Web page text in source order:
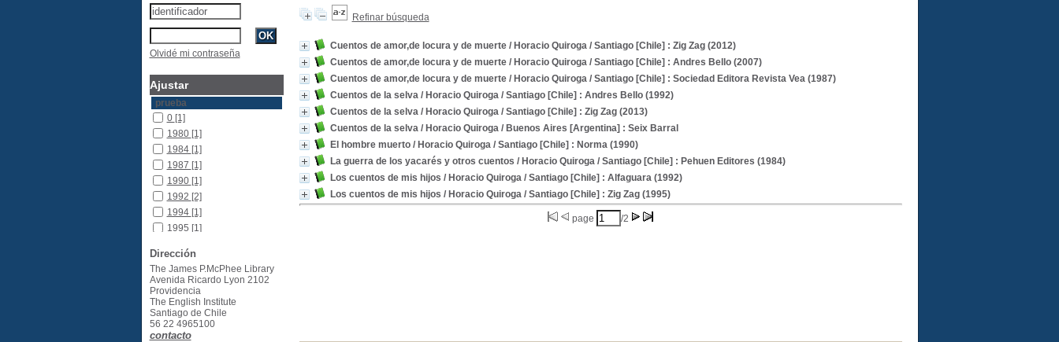
Refinar búsqueda
Cuentos de amor,de locura y de muerte/ Horacio Quiroga/ Santiago [Chile] : Zig Zag (2012)
Cuentos de amor,de locura y de muerte/ Horacio Quiroga/ Santiago [Chile] : Andres Bello (2007)
Cuentos de amor,de locura y de muerte/ Horacio Quiroga/ Santiago [Chile] : Sociedad Editora Revista Vea (1987)
Cuentos de la selva/ Horacio Quiroga/ Santiago [Chile] : Andres Bello (1992)
Cuentos de la selva/ Horacio Quiroga/ Santiago [Chile] : Zig Zag (2013)
Cuentos de la selva/ Horacio Quiroga/ Buenos Aires [Argentina] : Seix Barral
El hombre muerto/ Horacio Quiroga/ Santiago [Chile] : Norma (1990)
La guerra de los yacarés y otros cuentos / Horacio Quiroga/ Santiago [Chile] : Pehuen Editores (1984)
Los cuentos de mis hijos / Horacio Quiroga/ Santiago [Chile] : Alfaguara (1992)
Los cuentos de mis hijos / Horacio Quiroga/ Santiago [Chile] : Zig Zag (1995)
page /2
Olvidé mi contraseña
Ajustar
prueba
0 [1]
1980 [1]
1984 [1]
1987 [1]
1990 [1]
1992 [2]
1994 [1]
1995 [1]
2007[1]
2012[1]
2013[1]
Dirección
The James P.McPhee Library
Avenida Ricardo Lyon 2102
Providencia
The English Institute
Santiago de Chile
56 22 4965100
contacto